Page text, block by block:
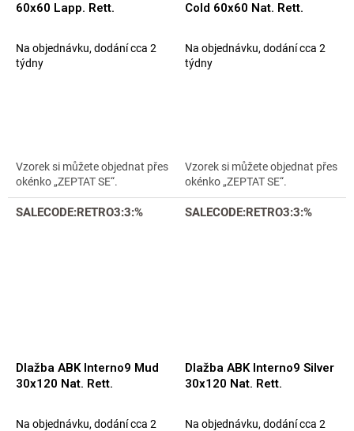
60x60 Lapp. Rett.
Na objednávku, dodání cca 2
týdny
Vzorek si můžete objednat přes
okénko „ZEPTAT SE“.
Cold 60x60 Nat. Rett.
Na objednávku, dodání cca 2
týdny
Vzorek si můžete objednat přes
okénko „ZEPTAT SE“.
SALECODE:RETRO3:3:%
Dlažba ABK Interno9 Mud
30x120 Nat. Rett.
Na objednávku, dodání cca 2
SALECODE:RETRO3:3:%
Dlažba ABK Interno9 Silver
30x120 Nat. Rett.
Na objednávku, dodání cca 2